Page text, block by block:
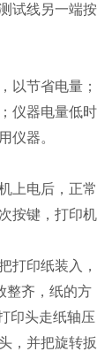
试线另一端按
以节省电量；
仪器电量低时
仪器。
上电后，正常
按键，打印机
打印纸装入，
整齐，纸的方
印头走纸轴压
，并把旋转扳